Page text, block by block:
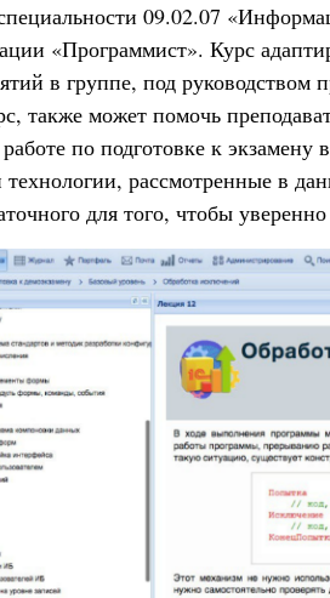
09.02.07
«Программист». Курс
в группе, под
также может помочь
по подготовке к
рассмотренные в
для того, чтобы уверенно